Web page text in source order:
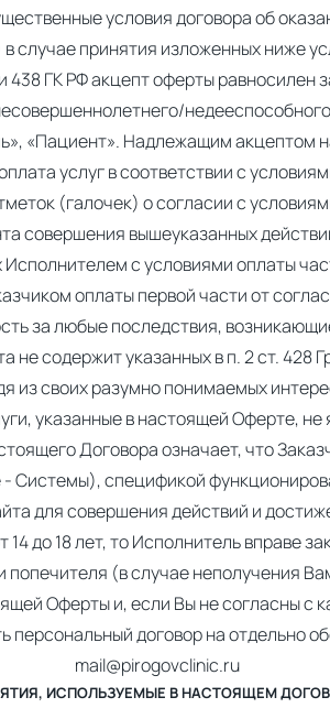
условия договора об
случае принятия изложенных ниже
438 ГК РФ акцепт оферты
«Пациент». Надлежащим акцептом
услуг в соответствии с
(галочек) о согласии с
совершения вышеуказанных
с условиями оплаты
оплаты первой части от
за любые последствия,
содержит указанных в п. 2 ст. 428
из своих разумно понимаемых
указанные в настоящей Оферте,
Договора означает, что
Системы), спецификой
для совершения действий и
до 18 лет, то Исполнитель вправе
(в случае неполучения
Оферты и, если Вы не согласны с
персональный договор на отдельно
mail@pirogovclinic.ru
ИСПОЛЬЗУЕМЫЕ В НАСТОЯЩЕМ